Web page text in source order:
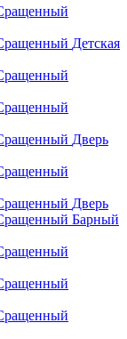
Детская
Дверь
Дверь
Барный